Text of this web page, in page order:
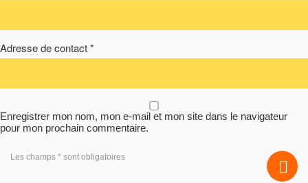
Adresse de contact *
Enregistrer mon nom, mon e-mail et mon site dans le navigateur
pour mon prochain commentaire.
Les champs * sont obligatoires